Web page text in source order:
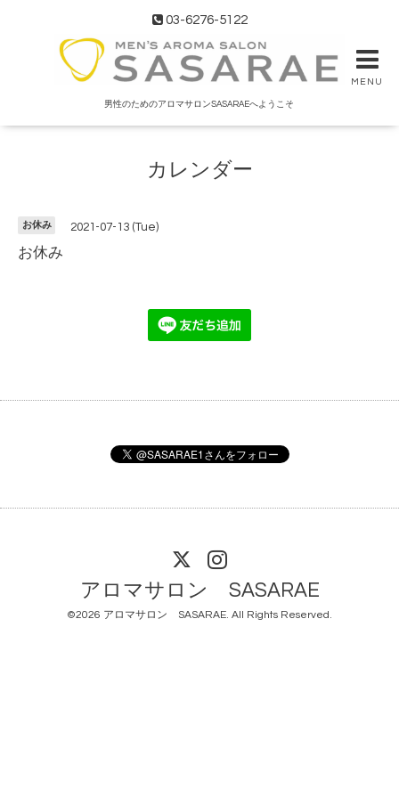
03-6276-5122
MENU
男性のためのアロマサロンSASARAEへようこそ
カレンダー
お休み 2021-07-13 (Tue)
お休み
アロマサロン SASARAE
©2026 アロマサロン SASARAE. All Rights Reserved.